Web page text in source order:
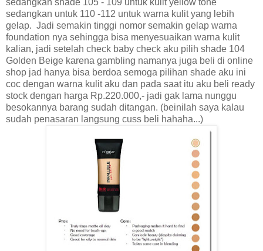
sedangkan shade 105 - 109 untuk kulit yellow tone
sedangkan untuk 110 -112 untuk warna kulit yang lebih
gelap. Jadi semakin tinggi nomor semakin gelap warna
foundation nya sehingga bisa menyesuaikan warna kulit
kalian, jadi setelah check baby check aku pilih shade 104
Golden Beige karena gambling namanya juga beli di online
shop jad hanya bisa berdoa semoga pilihan shade aku ini
coc dengan warna kulit aku dan pada saat itu aku beli ready
stock dengan harga Rp.220.000,- jadi gak lama nunggu
besokannya barang sudah ditangan. (beinilah saya kalau
sudah penasaran langsung cuss beli hahaha...)